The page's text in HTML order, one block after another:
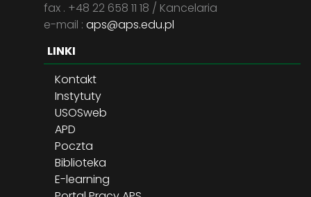
fax . +48 22 658 11 18 / Kancelaria
e-mail : aps@aps.edu.pl
LINKI
Kontakt
Instytuty
USOSweb
APD
Poczta
Biblioteka
E-learning